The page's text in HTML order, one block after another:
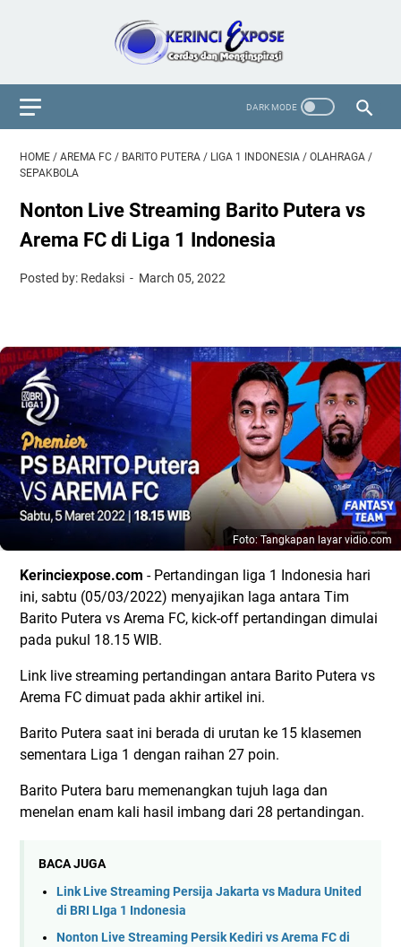
HOME / AREMA FC / BARITO PUTERA / LIGA 1 INDONESIA / OLAHRAGA /
SEPAKBOLA
Nonton Live Streaming Barito Putera vs
Arema FC di Liga 1 Indonesia
Posted by: Redaksi March 05, 2022
Foto: Tangkapan layar vidio.com
Kerinciexpose.com - Pertandingan liga 1 Indonesia hari
ini, sabtu (05/03/2022) menyajikan laga antara Tim
Barito Putera vs Arema FC, kick-off pertandingan dimulai
pada pukul 18.15 WIB.
Link live streaming pertandingan antara Barito Putera vs
Arema FC dimuat pada akhir artikel ini.
Barito Putera saat ini berada di urutan ke 15 klasemen
sementara Liga 1 dengan raihan 27 poin.
Barito Putera baru memenangkan tujuh laga dan
menelan enam kali hasil imbang dari 28 pertandingan.
BACA JUGA
Link Live Streaming Persija Jakarta vs Madura United
di BRI LIga 1 Indonesia
Nonton Live Streaming Persik Kediri vs Arema FC di